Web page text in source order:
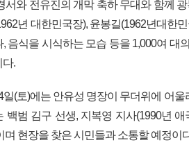
서와 전유진의 개막 축하 무대와 함께
년 대한민국장), 윤봉길(1962년대한
, 음식을 시식하는 모습 등을 1,000여 대
다.
(토)에는 안유성 명장이 무더위에 어울
백범 김구 선생, 지복영 지사(1990년 애
며 현장을 찾은 시민들과 소통할 예정이